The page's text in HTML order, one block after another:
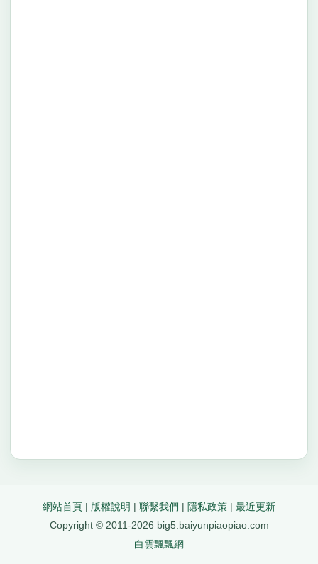
網站首頁 | 版權說明 | 聯繫我們 | 隱私政策 | 最近更新
Copyright © 2011-2026 big5.baiyunpiaopiao.com
白雲飄飄網